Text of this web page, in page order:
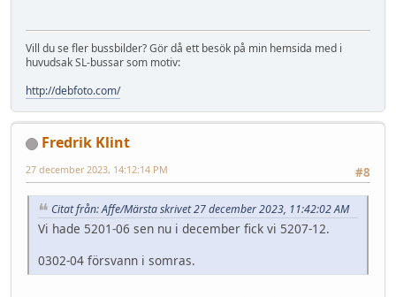
Vill du se fler bussbilder? Gör då ett besök på min hemsida med i
huvudsak SL-bussar som motiv:
http://debfoto.com/
Fredrik Klint
#8
27 december 2023, 14:12:14 PM
Citat från: Affe/Märsta skrivet 27 december 2023, 11:42:02 AM
Vi hade 5201-06 sen nu i december fick vi 5207-12.
0302-04 försvann i somras.